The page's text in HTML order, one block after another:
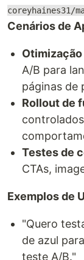
Cenários de
A/B para
páginas de
Rollout de
Testes de
CTAs,
Exemplos de
"Quero
de azul
teste A/B."